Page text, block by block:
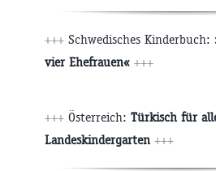
+++ Schwedisches Kinderbuch:
vier Ehefrauen« +++
+++ Österreich: Türkisch für
Landeskindergarten +++